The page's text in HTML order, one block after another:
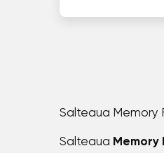
Salteaua Memory
Salteaua Memory